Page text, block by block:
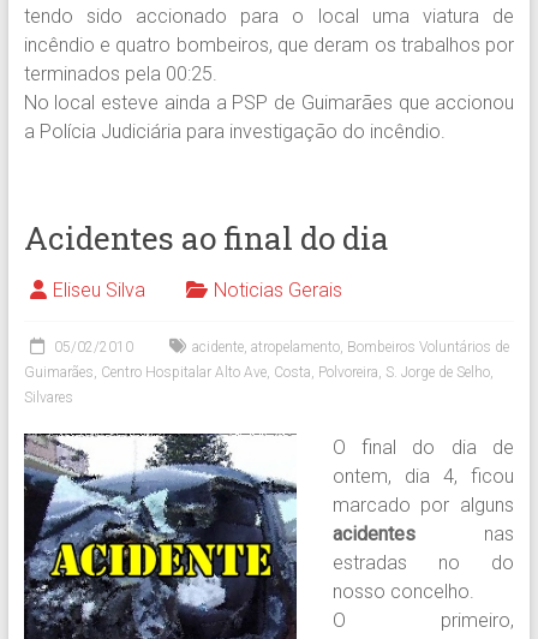
tendo sido accionado para o local uma viatura de
incêndio e quatro bombeiros, que deram os trabalhos por
terminados pela 00:25.
No local esteve ainda a PSP de Guimarães que accionou
a Polícia Judiciária para investigação do incêndio.
Acidentes ao final do dia
Eliseu Silva Noticias Gerais
05/02/2010 acidente, atropelamento, Bombeiros Voluntários de
Guimarães Centro Hospitalar Alto Ave, Costa Polvoreira S. Jorge de Selho,
Silvares
O final do dia de
ontem, dia 4, ficou
marcado por alguns
acidentesnas
estradas no do
nosso concelho.
O primeiro,